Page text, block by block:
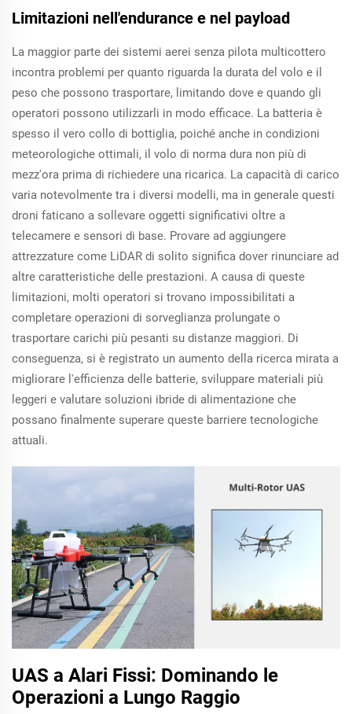
Limitazioni nell'endurance e nel payload
La maggior parte dei sistemi aerei senza pilota multicottero
incontra problemi per quanto riguarda la durata del volo e il
peso che possono trasportare, limitando dove e quando gli
operatori possono utilizzarli in modo efficace. La batteria è
spesso il vero collo di bottiglia, poiché anche in condizioni
meteorologiche ottimali, il volo di norma dura non più di
mezz'ora prima di richiedere una ricarica. La capacità di carico
varia notevolmente tra i diversi modelli, ma in generale questi
droni faticano a sollevare oggetti significativi oltre a
telecamere e sensori di base. Provare ad aggiungere
attrezzature come LiDAR di solito significa dover rinunciare ad
altre caratteristiche delle prestazioni. A causa di queste
limitazioni, molti operatori si trovano impossibilitati a
completare operazioni di sorveglianza prolungate o
trasportare carichi più pesanti su distanze maggiori. Di
conseguenza, si è registrato un aumento della ricerca mirata a
migliorare l'efficienza delle batterie, sviluppare materiali più
leggeri e valutare soluzioni ibride di alimentazione che
possano finalmente superare queste barriere tecnologiche
attuali.
UAS a Alari Fissi: Dominando le
Operazioni a Lungo Raggio